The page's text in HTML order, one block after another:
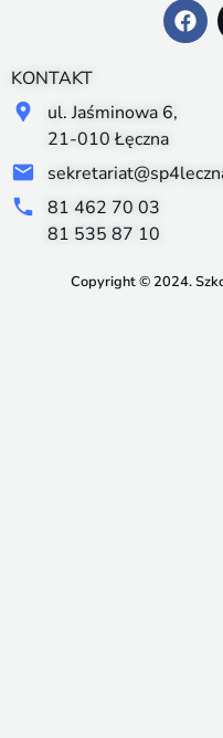
KONTAKT
ul. Jaśminowa 6,
21-010 Łęczna
81 462 70 03
81 535 87 10
Copyright © 2024.